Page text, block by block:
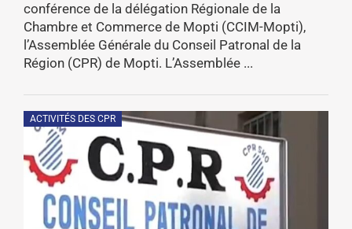
conférence de la délégation Régionale de la
Chambre et Commerce de Mopti (CCIM-Mopti),
l’Assemblée Générale du Conseil Patronal de la
Région (CPR) de Mopti. L’Assemblée ...
ACTIVITÉS DES CPR